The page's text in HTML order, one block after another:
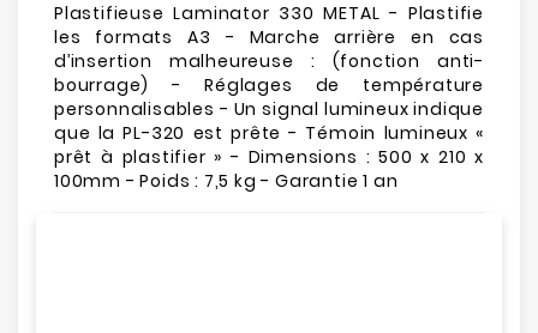
Plastifieuse Laminator 330 METAL - Plastifie
les formats A3 - Marche arrière en cas
d’insertion malheureuse : (fonction anti-
bourrage) - Réglages de température
personnalisables - Un signal lumineux indique
que la PL-320 est prête - Témoin lumineux «
prêt à plastifier » - Dimensions : 500 x 210 x
100mm - Poids : 7,5 kg - Garantie 1 an